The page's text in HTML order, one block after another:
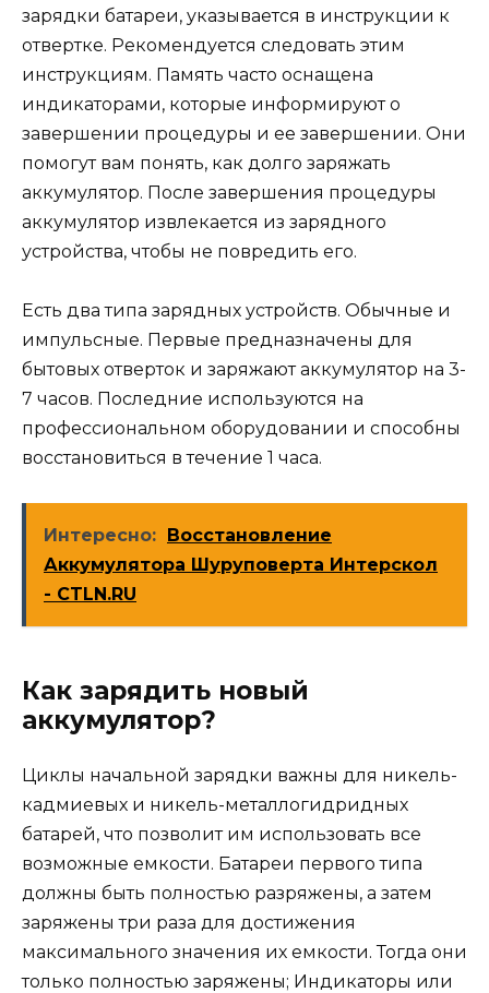
зарядки батареи, указывается в инструкции к
отвертке. Рекомендуется следовать этим
инструкциям. Память часто оснащена
индикаторами, которые информируют о
завершении процедуры и ее завершении. Они
помогут вам понять, как долго заряжать
аккумулятор. После завершения процедуры
аккумулятор извлекается из зарядного
устройства, чтобы не повредить его.
Есть два типа зарядных устройств. Обычные и
импульсные. Первые предназначены для
бытовых отверток и заряжают аккумулятор на 3-
7 часов. Последние используются на
профессиональном оборудовании и способны
восстановиться в течение 1 часа.
Интересно: Восстановление
Аккумулятора Шуруповерта Интерскол
- CTLN.RU
Как зарядить новый
аккумулятор?
Циклы начальной зарядки важны для никель-
кадмиевых и никель-металлогидридных
батарей, что позволит им использовать все
возможные емкости. Батареи первого типа
должны быть полностью разряжены, а затем
заряжены три раза для достижения
максимального значения их емкости. Тогда они
только полностью заряжены; Индикаторы или